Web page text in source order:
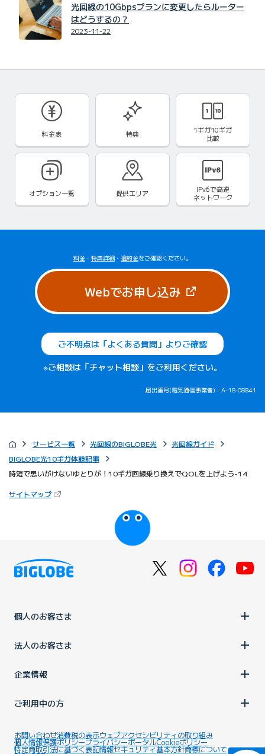
光回線の10Gbpsプランに変更したらルーター
はどうするの？
2023-11-22
料金表 特典
1ギガ10ギガ
比較
オプション一覧 提供エリア IPv6で高速
ネットワーク
料金 ・ 特典詳細 ・ 違約金をご確認ください。
Webでお申し込み（新しいタブ
ご不明点は「よくある質問」よりご確認
※ご相談は「チャット相談」をご利用ください。
届出番号(電気通信事業者)：A-18-08841
サービス一覧 光回線のBIGLOBE光
光回線ガイド
BIGLOBE光10ギガ体験記事
時短で思いがけないゆとりが！10ギガ回線乗り換えでQOLを上げよう-14
サイトマップ（新しいタブで開きます）
びっぷるのページ
個人のお客さま
法人のお客さま
企業情報
ご利用中の方
お問い合わせ消費税の表示ウェブアクセシビリティの取り組み
個人情報保護ポリシープライバシーポータルCookieポリシー
特定商取引法に基づく表記情報セキュリティ基本方針商標について